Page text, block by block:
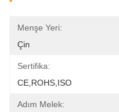
Menşe Yeri:
Çin
Sertifika:
CE,ROHS,ISO
Adım Melek: